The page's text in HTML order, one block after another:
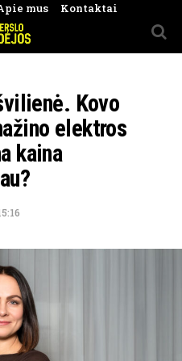
mus Kontaktai
Kovo
elektros
kaina